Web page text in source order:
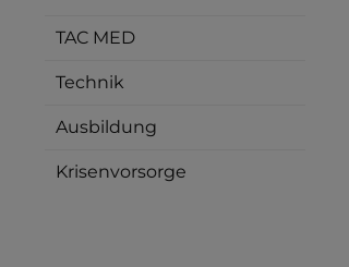
TAC MED
Technik
Ausbildung
Krisenvorsorge